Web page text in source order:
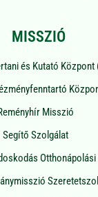
MISSZIÓ
és Kutató Központ
Misszió
Segítő Szolgálat